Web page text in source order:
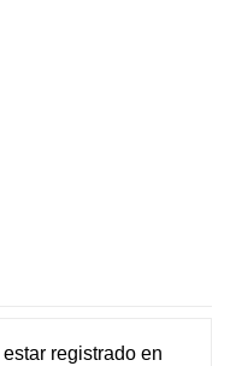
estar registradoen